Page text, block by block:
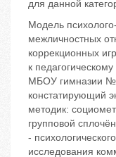
для данной
Модель
межличностных
коррекционных
к
МБОУ гимназии №
констатирующий
методик:
групповой
-
исследования